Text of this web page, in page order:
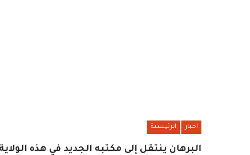
اخبار الرئيسية
البرهان ينتقل إلى مكتبه الجديد في هذه الولاية